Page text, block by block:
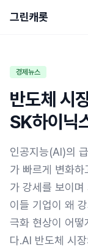
그린캐롯
경제뉴스
반도체 시
SK하이닉
인공지능(AI)의
가 빠르게 변화
가 강세를 보이
이들 기업이 왜
극화 현상이 어떻
다.AI 반도체 시